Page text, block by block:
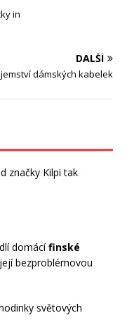
in
DALŠÍ
dámských kabelek
značky Kilpi tak
domácífinské
bezproblémovou
světových